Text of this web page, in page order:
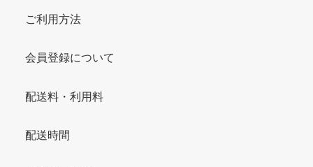
ご利用方法
会員登録について
配送料・利用料
配送時間